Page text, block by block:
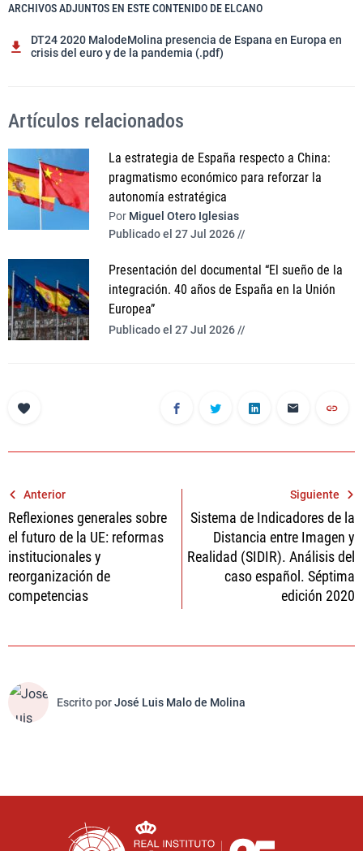
ARCHIVOS ADJUNTOS EN ESTE CONTENIDO DE ELCANO
DT24 2020 MalodeMolina presencia de Espana en Europa en
crisis del euro y de la pandemia (.pdf)
Artículos relacionados
La estrategia de España respecto a China:
pragmatismo económico para reforzar la
autonomía estratégica
Por Miguel Otero Iglesias
Publicado el 27 Jul 2026 //
Presentación del documental “El sueño de la
integración. 40 años de España en la Unión
Europea”
Publicado el 27 Jul 2026 //
Navegación
de
entradas
Anterior
Reflexiones generales sobre
el futuro de la UE: reformas
institucionales y
reorganización de
competencias
Siguiente
Sistema de Indicadores de la
Distancia entre Imagen y
Realidad (SIDIR). Análisis del
caso español. Séptima
edición 2020
Escrito porJosé Luis Malo de Molina